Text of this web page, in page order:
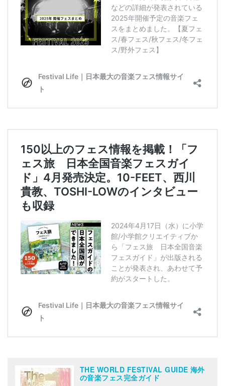
THE WORLD FESTIVAL GUIDE 海外
の音楽フェス完全ガイド